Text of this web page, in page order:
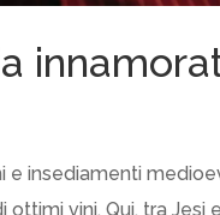
e insediamenti
vini. Qui, tra Jesi